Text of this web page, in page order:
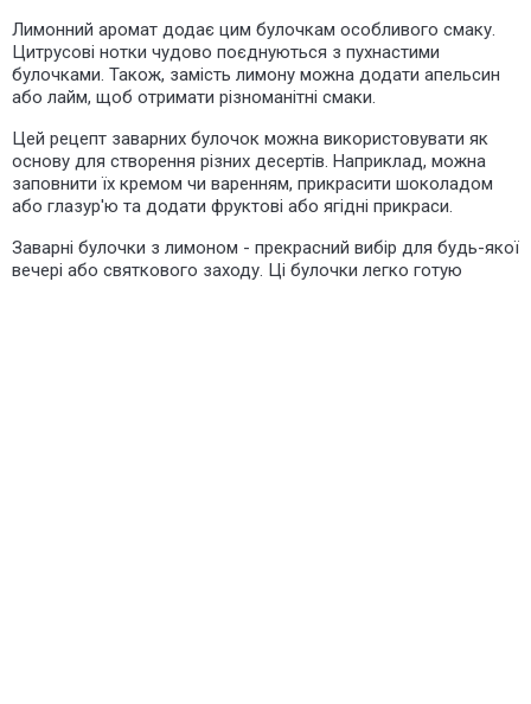
Лимонний аромат додає цим булочкам особливого смаку.
Цитрусові нотки чудово поєднуються з пухнастими
булочками. Також, замість лимону можна додати апельсин
або лайм, щоб отримати різноманітні смаки.
Цей рецепт заварних булочок можна використовувати як
основу для створення різних десертів. Наприклад, можна
заповнити їх кремом чи варенням, прикрасити шоколадом
або глазур'ю та додати фруктові або ягідні прикраси.
Заварні булочки з лимоном - прекрасний вибір для будь-якої
вечері або святкового заходу. Ці булочки легко готую